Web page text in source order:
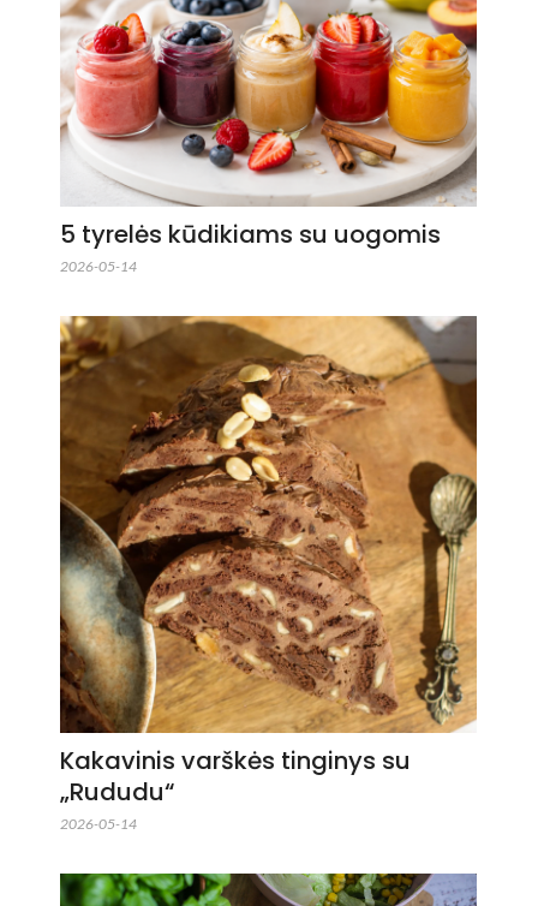
5 tyrelės kūdikiams su uogomis
2026-05-14
Kakavinis varškės tinginys su
„Rududu“
2026-05-14